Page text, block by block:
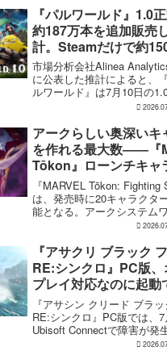
が高くなる補正がかかる。
ンクエストモンスターズ...
『パルワールド』1.0
約187万本を追加販売
計。Steamだけで約
計3050万本規模
市場分析会社Alinea
に公表した推計によると、
ルワールド』は7月10日の
ース後、Steamで約150万
各プ...
アークらしい奥深いキ
を作れる最大数――『
Tōkon』ローンチキャ
なった理由
『MARVEL Tōkon: Fighting
は、発売時に20キャラクタ
能となる。アークシステム
中丈嗣プロデューサーは、
果だと説明。そのうえで、
『アサクリ ブラック
RE:シンクロ』PC版
プレイ対応なのに起
Ubisoft Connect障害
次ぐ
『アサシン クリード ブラ
RE:シンクロ』PC版では、7
Ubisoft Connectで障害が発
ームを起動できないとの報